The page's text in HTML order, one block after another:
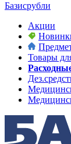
Базисрубли
Акции
Товары